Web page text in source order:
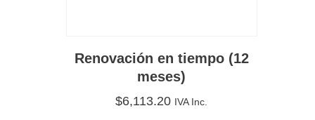
Renovación en tiempo (12
meses)
$6,113.20 IVA Inc.